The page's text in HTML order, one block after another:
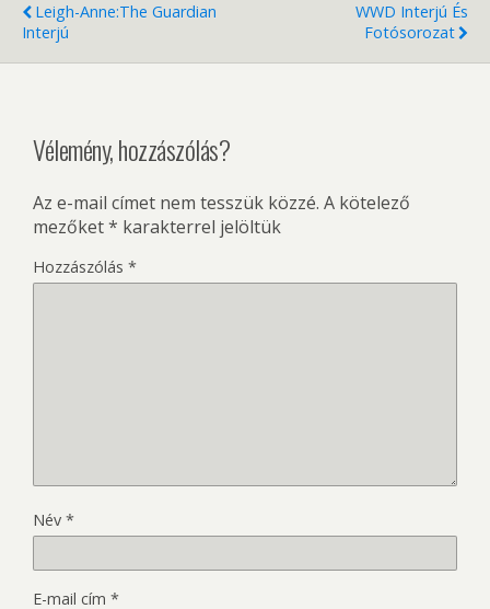
Leigh-Anne:The Guardian
Interjú
WWD Interjú És
Fotósorozat
Vélemény, hozzászólás?
Az e-mail címet nem tesszük közzé. A kötelező
mezőket* karakterrel jelöltük
Hozzászólás *
Név *
E-mail cím *